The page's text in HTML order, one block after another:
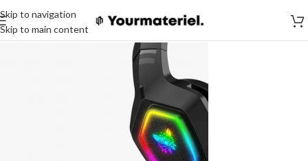
Skip to navigation
Skip to main content